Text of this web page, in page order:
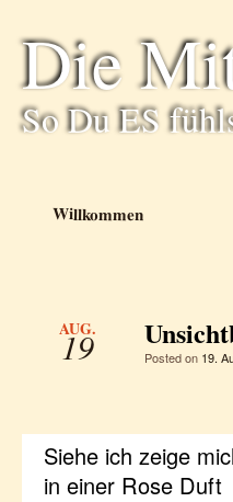
Die
So Du ES
Willkommen
AUG.
19 Posted on 19.
Siehe ich zeige
in einer Rose Duft